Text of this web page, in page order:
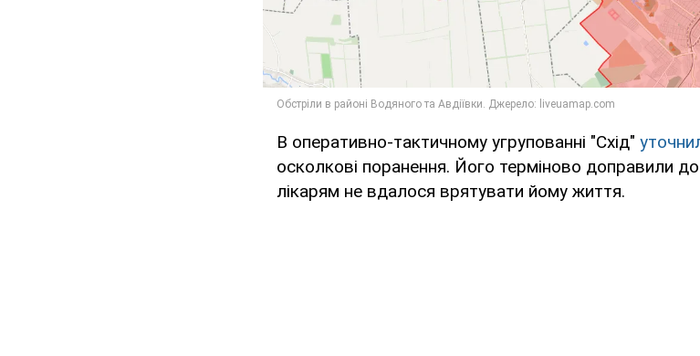
В оперативно-тактичному угрупованні "Схід"
осколкові поранення. Його терміново доправили
лікарям не вдалося врятувати йому життя.